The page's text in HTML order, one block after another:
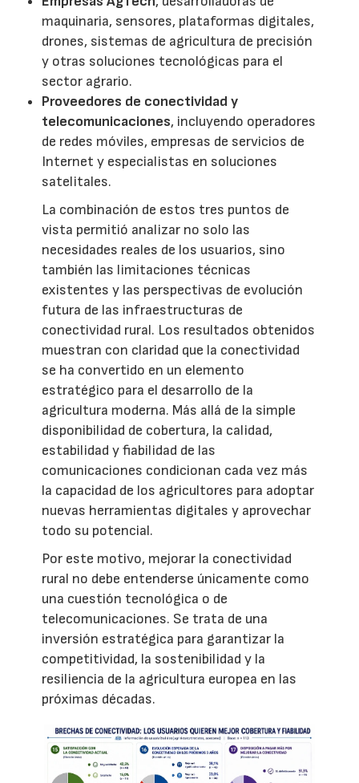
maquinaria, sensores, plataformas digitales,
drones, sistemas de agricultura de precisión
y otras soluciones tecnológicas para el
sector agrario.
Proveedores de conectividad y
telecomunicaciones, incluyendo operadores
de redes móviles, empresas de servicios de
Internet y especialistas en soluciones
satelitales.
La combinación de estos tres puntos de
vista permitió analizar no solo las
necesidades reales de los usuarios, sino
también las limitaciones técnicas
existentes y las perspectivas de evolución
futura de las infraestructuras de
conectividad rural. Los resultados obtenidos
muestran con claridad que la conectividad
se ha convertido en un elemento
estratégico para el desarrollo de la
agricultura moderna. Más allá de la simple
disponibilidad de cobertura, la calidad,
estabilidad y fiabilidad de las
comunicaciones condicionan cada vez más
la capacidad de los agricultores para adoptar
nuevas herramientas digitales y aprovechar
todo su potencial.
Por este motivo, mejorar la conectividad
rural no debe entenderse únicamente como
una cuestión tecnológica o de
telecomunicaciones. Se trata de una
inversión estratégica para garantizar la
competitividad, la sostenibilidad y la
resiliencia de la agricultura europea en las
próximas décadas.